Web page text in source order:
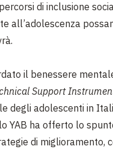
di inclusione
all’adolescenza
il benessere
Support
degli adolescenti in
YAB ha offerto lo
di miglioramento,